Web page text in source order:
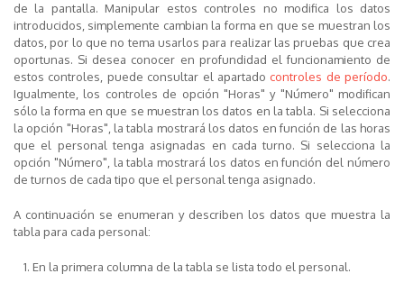
de la pantalla. Manipular estos controles no modifica los datos
introducidos, simplemente cambian la forma en que se muestran los
datos, por lo que no tema usarlos para realizar las pruebas que crea
oportunas. Si desea conocer en profundidad el funcionamiento de
estos controles, puede consultar el apartado controles de período.
Igualmente, los controles de opción "Horas" y "Número" modifican
sólo la forma en que se muestran los datos en la tabla. Si selecciona
la opción "Horas", la tabla mostrará los datos en función de las horas
que el personal tenga asignadas en cada turno. Si selecciona la
opción "Número", la tabla mostrará los datos en función del número
de turnos de cada tipo que el personal tenga asignado.
A continuación se enumeran y describen los datos que muestra la
tabla para cada personal:
En la primera columna de la tabla se lista todo el personal.